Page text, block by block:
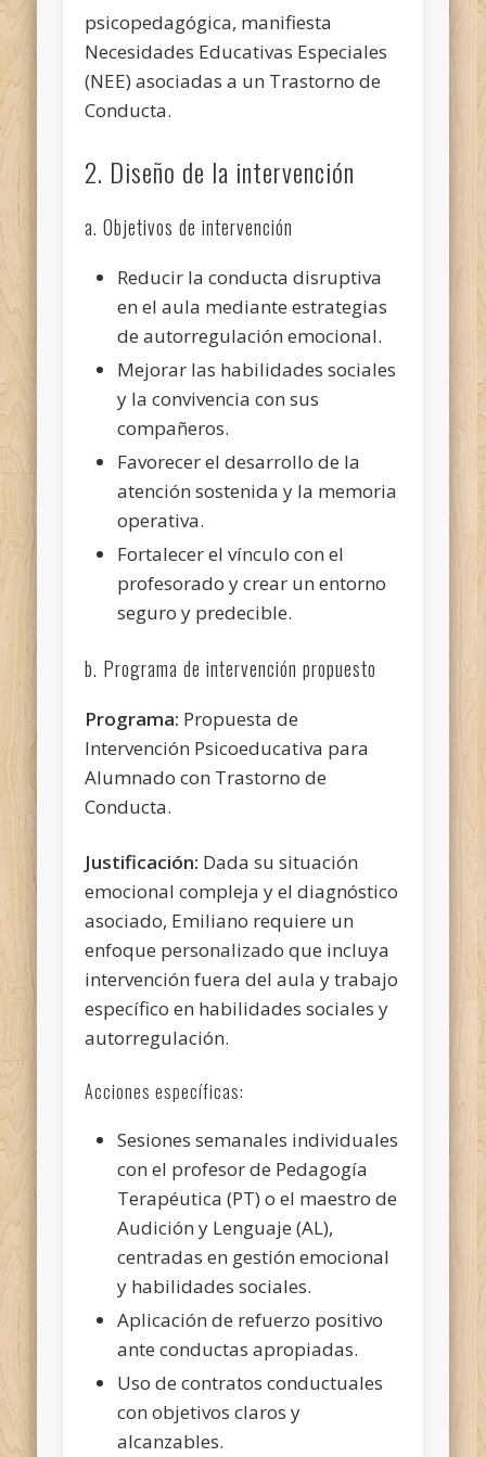
psicopedagógica, manifiesta
Necesidades Educativas Especiales
(NEE) asociadas a un Trastorno de
Conducta.
2. Diseño de la intervención
a. Objetivos de intervención
Reducir la conducta disruptiva
en el aula mediante estrategias
de autorregulación emocional.
Mejorar las habilidades sociales
y la convivencia con sus
compañeros.
Favorecer el desarrollo de la
atención sostenida y la memoria
operativa.
Fortalecer el vínculo con el
profesorado y crear un entorno
seguro y predecible.
b. Programa de intervención propuesto
Programa: Propuesta de
Intervención Psicoeducativa para
Alumnado con Trastorno de
Conducta.
Justificación: Dada su situación
emocional compleja y el diagnóstico
asociado, Emiliano requiere un
enfoque personalizado que incluya
intervención fuera del aula y trabajo
específico en habilidades sociales y
autorregulación.
Acciones específicas:
Sesiones semanales individuales
con el profesor de Pedagogía
Terapéutica (PT) o el maestro de
Audición y Lenguaje (AL),
centradas en gestión emocional
y habilidades sociales.
Aplicación de refuerzo positivo
ante conductas apropiadas.
Uso de contratos conductuales
con objetivos claros y
alcanzables.